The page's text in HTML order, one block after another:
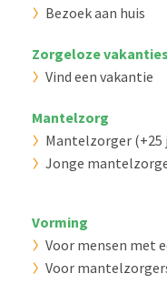
Bezoek aan huis
Zorgeloze vakanties
Vind een vakantie
Mantelzorg
Mantelzorger (+25
Jonge
Vorming
Voor mensen met
Voor